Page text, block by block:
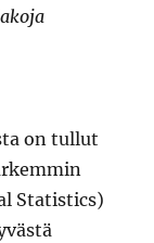
on tullut
Statistics)